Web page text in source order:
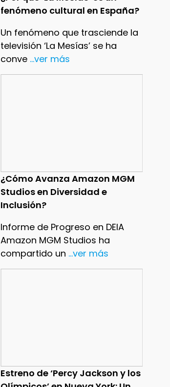
fenómeno cultural en España?
Un fenómeno que trasciende la
televisión ‘La Mesías’ se ha
conve ...ver más
¿Cómo Avanza Amazon MGM
Studios en Diversidad e
Inclusión?
Informe de Progreso en DEIA
Amazon MGM Studios ha
compartido un ...ver más
Estreno de ‘Percy Jackson y los